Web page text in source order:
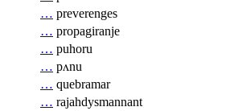
… preverenges
… propagiranje
… puhoru
… pʌnu
… quebramar
… rajahdysmannant